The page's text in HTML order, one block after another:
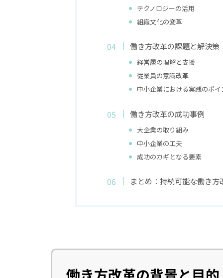
テクノロジーの活用
組織文化の変革
働き方改革の課題と解決策
経営層の理解と支援
従業員の意識改革
中小企業における実践のポイ
働き方改革の成功事例
大企業の取り組み
中小企業の工夫
成功のカギとなる要素
まとめ：持続可能な働き方